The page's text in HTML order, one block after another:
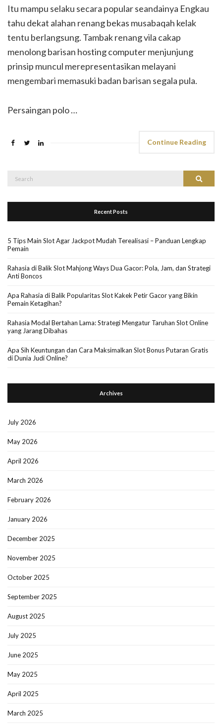
Itu mampu selaku secara popular seandainya Engkau
tahu dekat alahan renang bekas musabaqah kelak
tentu berlangsung. Tambak renang vila cakap
menolong barisan hosting computer menjunjung
prinsip muncul merepresentasikan melayani
mengembari memasuki badan barisan segala pula.
Persaingan polo …
Continue Reading
Search
Recent Posts
5 Tips Main Slot Agar Jackpot Mudah Terealisasi – Panduan Lengkap
Pemain
Rahasia di Balik Slot Mahjong Ways Dua Gacor: Pola, Jam, dan Strategi
Anti Boncos
Apa Rahasia di Balik Popularitas Slot Kakek Petir Gacor yang Bikin
Pemain Ketagihan?
Rahasia Modal Bertahan Lama: Strategi Mengatur Taruhan Slot Online
yang Jarang Dibahas
Apa Sih Keuntungan dan Cara Maksimalkan Slot Bonus Putaran Gratis
di Dunia Judi Online?
Archives
July 2026
May 2026
April 2026
March 2026
February 2026
January 2026
December 2025
November 2025
October 2025
September 2025
August 2025
July 2025
June 2025
May 2025
April 2025
March 2025